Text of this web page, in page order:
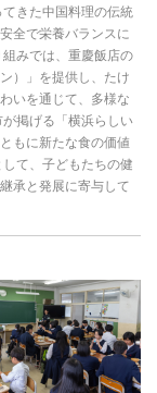
きた中国料理の伝統
全で栄養バランスに
みでは、重慶飯店の
）」を提供し、たけ
いを通じて、多様な
掲げる「横浜らしい
もに新たな食の価値
て、子どもたちの健
承と発展に寄与して